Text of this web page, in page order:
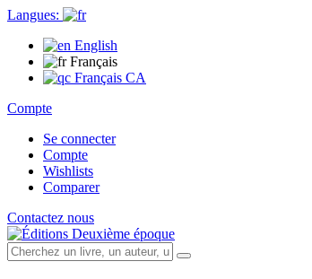
Langues:
English
Français
Français CA
Compte
Se connecter
Compte
Wishlists
Comparer
Contactez nous